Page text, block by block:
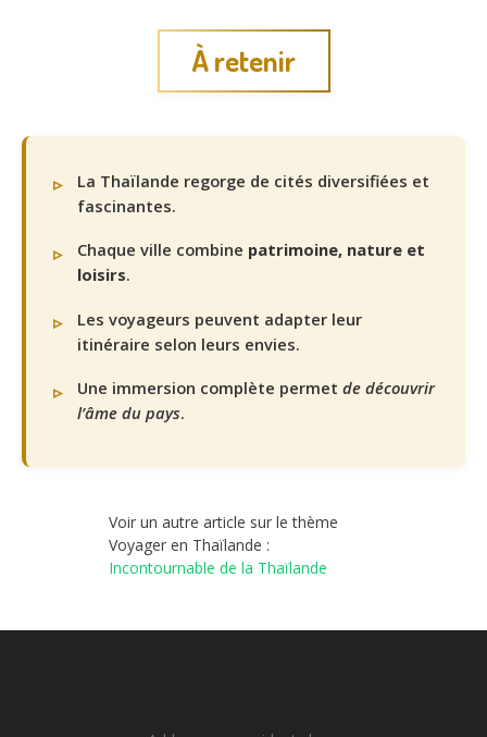
À retenir
La Thaïlande regorge de cités diversifiées et
fascinantes.
Chaque ville combine patrimoine, nature et
loisirs.
Les voyageurs peuvent adapter leur
itinéraire selon leurs envies.
Une immersion complète permet de découvrir
l’âme du pays.
Voir un autre article sur le thème
Voyager en Thaïlande :
Incontournable de la Thaïlande